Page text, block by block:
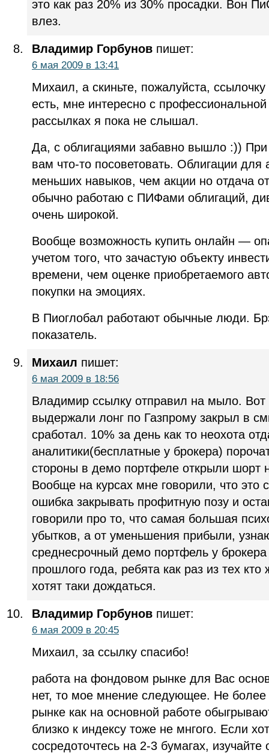
это как раз 20% из 30% просадки. Вон
влез.
Владимир Горбунов пишет:
6 мая 2009 в 13:41
Михаил, а скиньте, пожалуйста, ссылочку
есть, мне интересно с
рассылках я пока не слышал.
Да, с облигациями забавно вышло :)) При
вам что-то посоветовать. Облигации для
меньших навыков, чем акции но отдача
обычно работаю с ПИФами облигаций,
очень широкой.
Вообще возможность купить онлайн —
учетом того, что зачастую объекту
времени, чем оценке приобретаемого
покупки на эмоциях.
В Пиоглобал работают обычные люди.
показатель.
Михаил пишет:
6 мая 2009 в 18:56
Владимир ссылку отправил на мыло. Вот
выдержали лонг по Газпрому закрыл в
сработал. 10% за день как то неохота
аналитики(бесплатные у брокера)
стороны в демо портфеле открыли шорт
Вообще на курсах мне говорили, что это
ошибка закрывать профитную позу и
говорили про то, что самая большая
убытков, а от уменьшения прибыли,
среднесрочный демо портфель у
прошлого года, ребята как раз из тех
хотят таки дождаться.
Владимир Горбунов пишет:
6 мая 2009 в 20:45
Михаил, за ссылку спасибо!
работа на фондовом рынке для Вас
нет, то мое мнение следующее. Не
рынке как на основной работе
близко к индексу тоже не мнгого. Если
сосредоточтесь на 2-3 бумагах,